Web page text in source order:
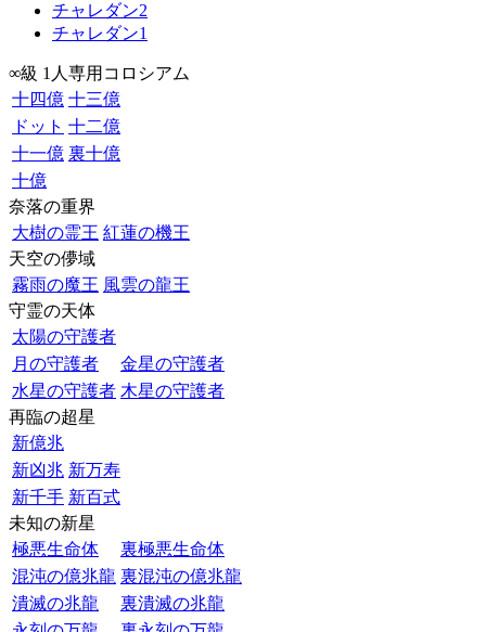
チャレダン2
チャレダン1
∞級 1人専用コロシアム
十四億 十三億
ドット 十二億
十一億 裏十億
十億
奈落の重界
大樹の霊王 紅蓮の機王
天空の儚域
霧雨の魔王 風雲の龍王
守霊の天体
太陽の守護者
月の守護者
金星の守護者
水星の守護者 木星の守護者
再臨の超星
新億兆
新凶兆 新万寿
新千手 新百式
未知の新星
極悪生命体
裏極悪生命体
混沌の億兆龍 裏混沌の億兆龍
潰滅の兆龍
裏潰滅の兆龍